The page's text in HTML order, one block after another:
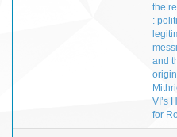
the
:
and
VI’s
for